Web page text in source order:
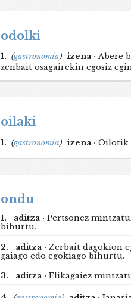
odolki
1. (gastronomia) izena · Abere
zenbait osagairekin egosiz
oilaki
1. (gastronomia) izena · Oilotik
ondu
1. aditza · Pertsonez
bihurtu.
2.
aditza · Zerbait dagokion
gaiago edo egokiago bihurtu.
3.
aditza · Elikagaiez